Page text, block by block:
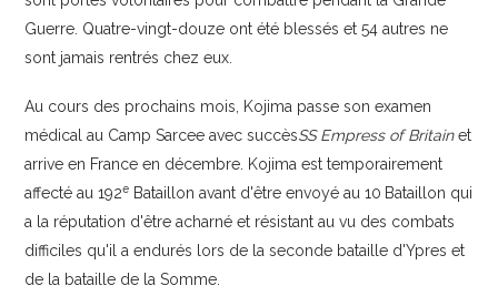
Guerre. Quatre-vingt-douze ont été blessés et 54 autres ne
sont jamais rentrés chez eux.
Au cours des prochains mois, Kojima passe son examen
médical au Camp Sarcee avec succèsSS Empress of Britainet
arrive en France en décembre. Kojima est temporairement
affecté au 192e Bataillon avant d'être envoyé au 10 Bataillon qui
a la réputation d'être acharné et résistant au vu des combats
difficiles qu'il a endurés lors de la seconde bataille d'Ypres et
de la bataille de la Somme.